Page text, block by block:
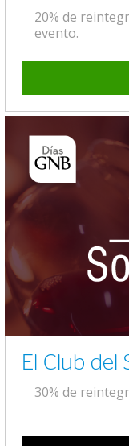
20% de
evento.
El Club del
30% de